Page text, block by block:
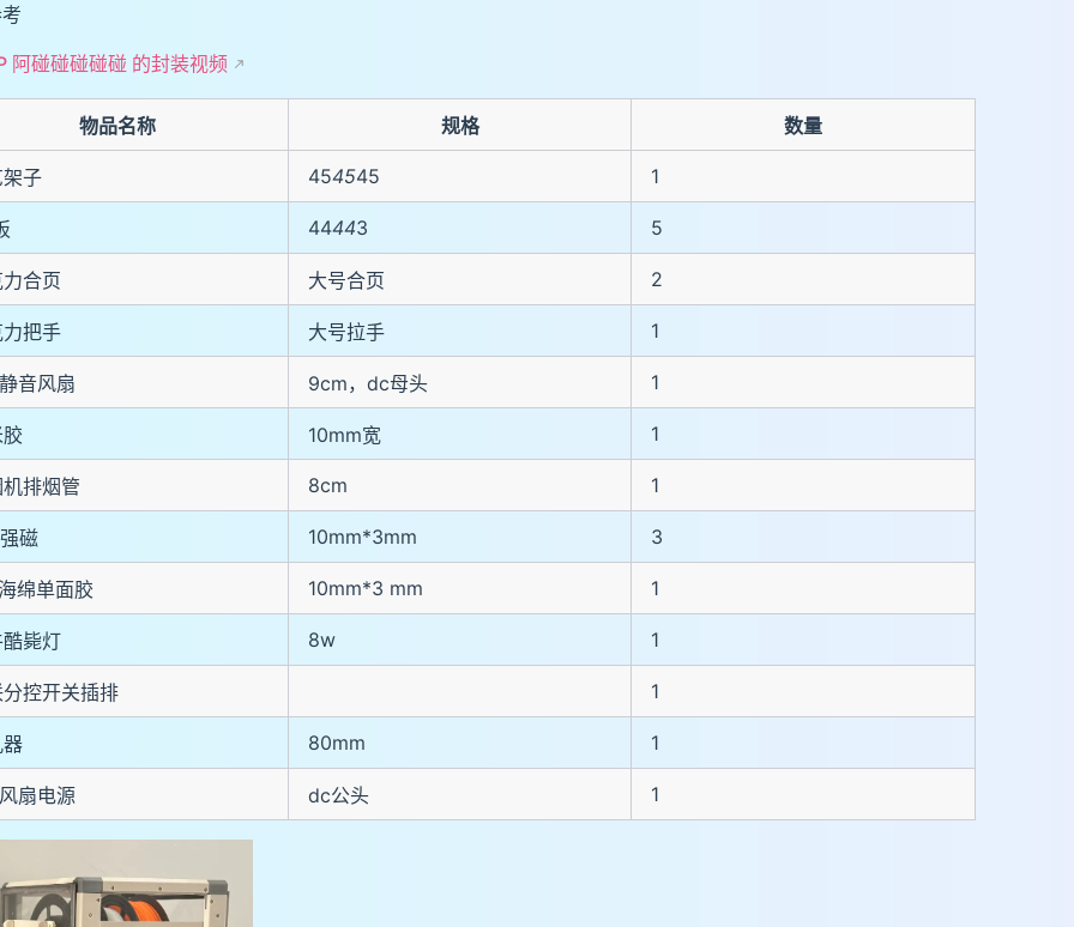
阿碰碰碰碰碰 的封装视频
物品名称 规格 数量
子 454545 1
44443 5
合页 大号合页 2
把手 大号拉手 1
音风扇 9cm，dc母头 1
10mm宽 1
排烟管 8cm 1
磁 10mm*3mm 3
绵单面胶 10mm*3 mm 1
毙灯 8w 1
控开关插排 1
80mm 1
扇电源 dc公头 1